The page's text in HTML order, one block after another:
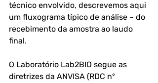
técnico envolvido, descrevemos aqui
um fluxograma típico de análise – do
recebimento da amostra ao laudo
final.
O Laboratório Lab2BIO segue as
diretrizes da ANVISA (RDC nº